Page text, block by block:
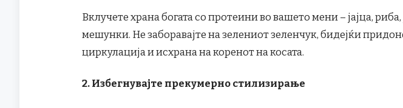
Вклучете храна богата со протеини во вашето мени – јајца,
мешунки. Не заборавајте на зелениот зеленчук, бидејќи
циркулација и исхрана на коренот на косата.
2. Избегнувајте прекумерно стилизирање